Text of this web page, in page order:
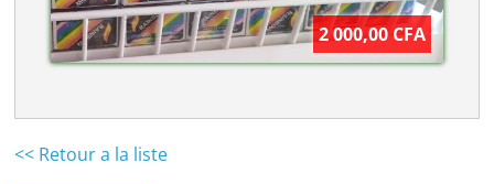
2 000,00 CFA
<< Retour a la liste